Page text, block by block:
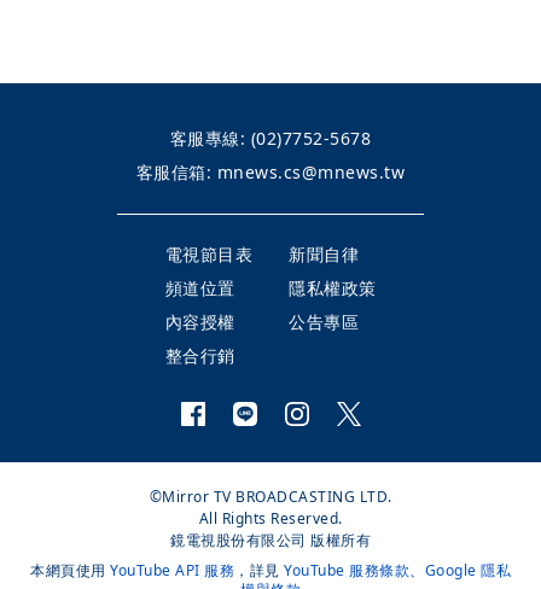
客服專線: (02)7752-5678
客服信箱: mnews.cs@mnews.tw
電視節目表
新聞自律
頻道位置
隱私權政策
內容授權
公告專區
整合行銷
©Mirror TV BROADCASTING LTD.
All Rights Reserved.
鏡電視股份有限公司 版權所有
本網頁使用 YouTube API 服務 ，詳見 YouTube 服務條款、 Google 隱私